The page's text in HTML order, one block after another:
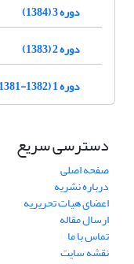
دوره 3 (1384)
دوره 2 (1383)
دوره 1 (1382-1381)
دسترسی سریع
صفحه اصلی
درباره نشریه
اعضای هیات تحریریه
ارسال مقاله
تماس با ما
نقشه سایت